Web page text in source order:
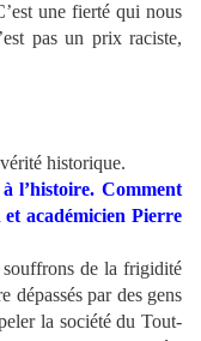
une fierté qui nous
pas un prix raciste,
historique.
l’histoire. Comment
et académicien Pierre
souffrons de la frigidité
dépassés par des gens
la société du Tout-